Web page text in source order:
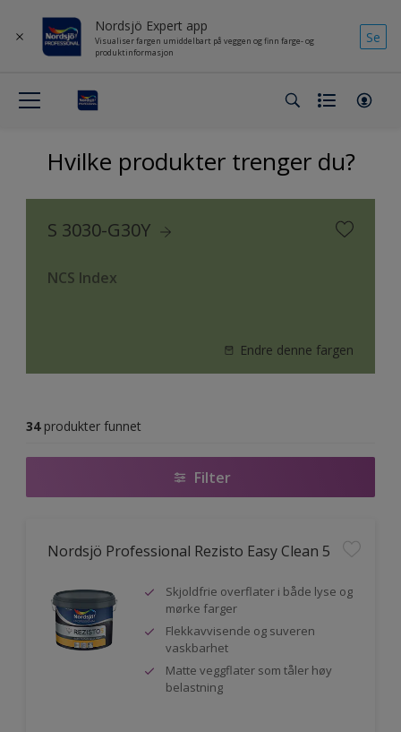
Nordsjö Expert app
Visualiser fargen umiddelbart på veggen og finn farge- og
produktinformasjon
Se
Hvilke produkter trenger du?
S 3030-G30Y
NCS Index
Endre denne fargen
34 produkter funnet
Filter
Nordsjö Professional Rezisto Easy Clean 5
Skjoldfrie overflater i både lyse og
mørke farger
Flekkavvisende og suveren
vaskbarhet
Matte veggflater som tåler høy
belastning